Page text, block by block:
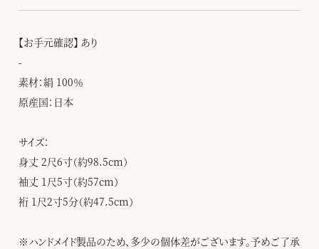
【お手元確認】 あり
-
素材：絹 100％
原産国：日本
サイズ：
身丈 2尺6寸（約98.5cm）
袖丈 1尺5寸（約57cm）
裄 1尺2寸5分（約47.5cm）
※ハンドメイド製品のため、多少の個体差がございます。予めご了承